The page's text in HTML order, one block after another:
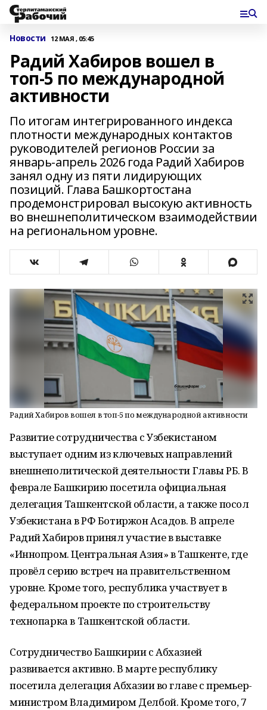
Новости 12 МАЯ , 05:45
Радий Хабиров вошел в
топ-5 по международной
активности
По итогам интегрированного индекса
плотности международных контактов
руководителей регионов России за
январь-апрель 2026 года Радий Хабиров
занял одну из пяти лидирующих
позиций. Глава Башкортостана
продемонстрировал высокую активность
во внешнеполитическом взаимодействии
на региональном уровне.
Радий Хабиров вошел в топ-5 по международной активности
Развитие сотрудничества с Узбекистаном
выступает одним из ключевых направлений
внешнеполитической деятельности Главы РБ. В
феврале Башкирию посетила официальная
делегация Ташкентской области, а также посол
Узбекистана в РФ Ботиржон Асадов. В апреле
Радий Хабиров принял участие в выставке
«Иннопром. Центральная Азия» в Ташкенте, где
провёл серию встреч на правительственном
уровне. Кроме того, республика участвует в
федеральном проекте по строительству
технопарка в Ташкентской области.
Сотрудничество Башкирии с Абхазией
развивается активно. В марте республику
посетила делегация Абхазии во главе с премьер-
министром Владимиром Делбой. Кроме того, 7